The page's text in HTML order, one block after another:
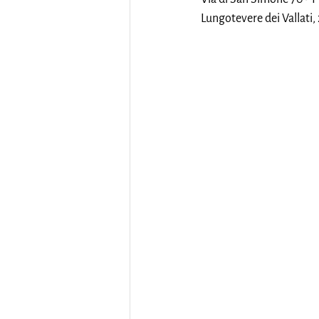
Lungotevere dei Vallati,